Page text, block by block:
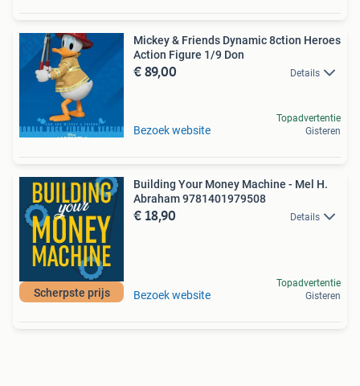
Mickey & Friends Dynamic 8ction Heroes
Action Figure 1/9 Don
€ 89,00 Details
Bezoek website
Topadvertentie
Gisteren
Scherpste prijs
Building Your Money Machine - Mel H.
Abraham 9781401979508
€ 18,90 Details
Bezoek website
Topadvertentie
Gisteren